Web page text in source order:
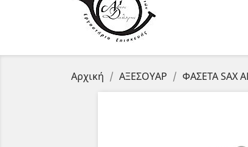
Αρχική ΑΞΕΣΟΥΑΡ ΦΑΣΕΤΑ SAX